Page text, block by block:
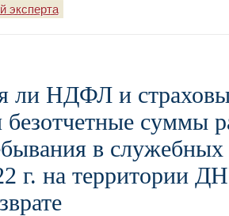
эксперта
ли НДФЛ и
безотчетные суммы
в служебных
г. на территории